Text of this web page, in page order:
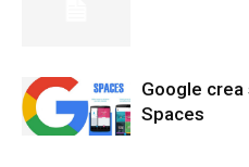
Google
Spaces